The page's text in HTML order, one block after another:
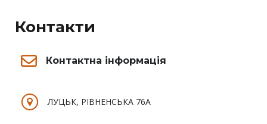
Контакти
Контактна інформація
ЛУЦЬК, РІВНЕНСЬКА 76А